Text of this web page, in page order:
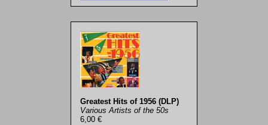
Greatest Hits of 1956 (DLP)
Various Artists of the 50s
6,00 €